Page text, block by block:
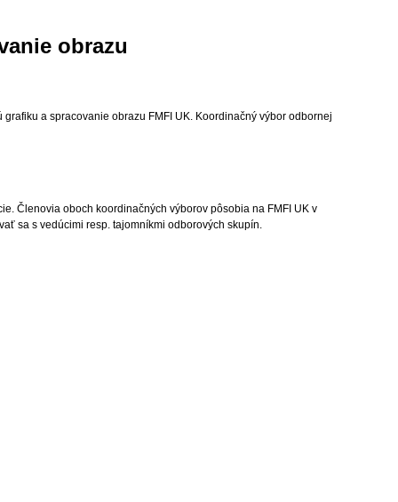
obrazu
a spracovanie obrazu FMFI UK. Koordinačný výbor odbornej
Členovia oboch koordinačných výborov pôsobia na FMFI UK v
sa s vedúcimi resp. tajomníkmi odborových skupín.